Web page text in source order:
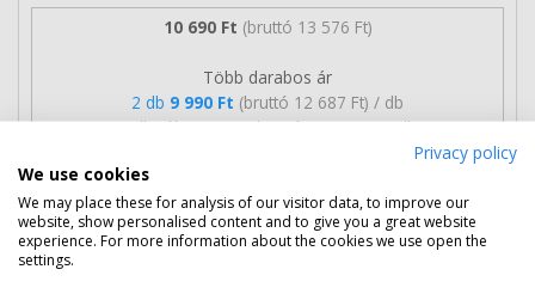
10 690 Ft (bruttó 13 576 Ft)
Több darabos ár
2 db 9 990 Ft (bruttó 12 687 Ft) / db
3 db-tól9 690 Ft (bruttó 12 306 Ft) / db
Rendelésre
Ingyenes szállítás
Privacy policy
We use cookies
We may place these for analysis of our visitor data, to improve our
website, show personalised content and to give you a great website
experience. For more information about the cookies we use open the
settings.